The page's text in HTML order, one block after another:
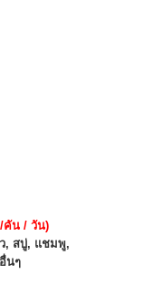
คัน / วัน)
ว, สบู่, แชมพู,
นๆ